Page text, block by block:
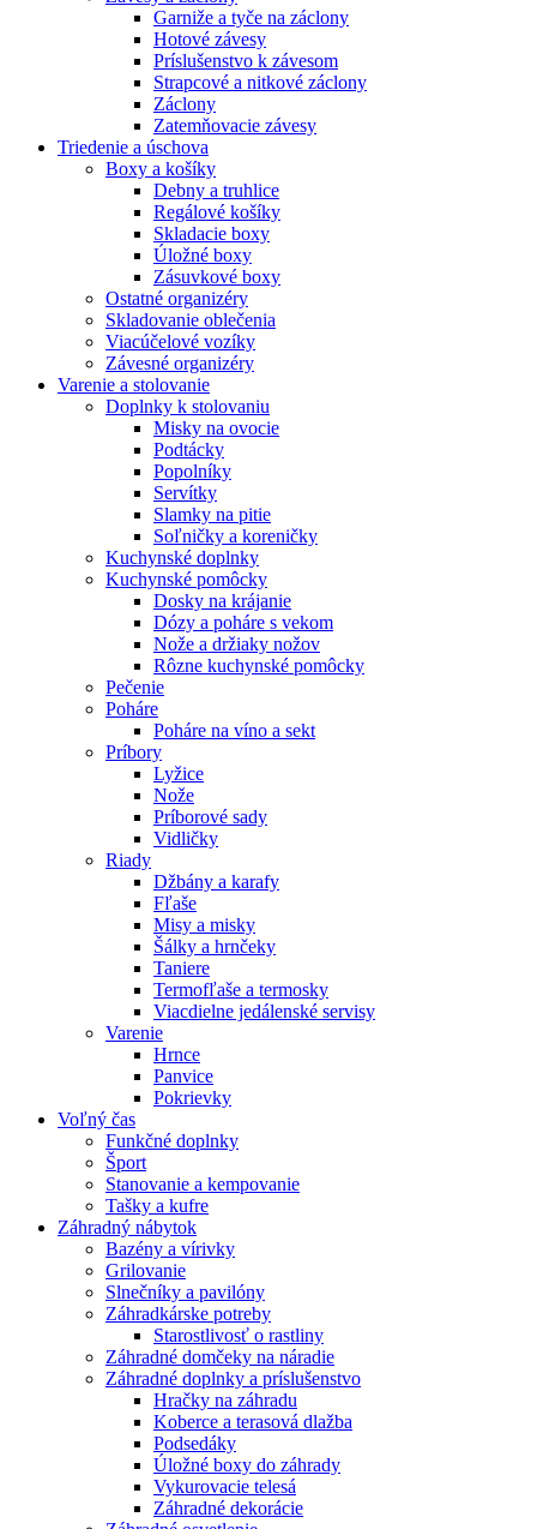
Garniže a tyče na záclony
Hotové závesy
Príslušenstvo k závesom
Strapcové a nitkové záclony
Záclony
Zatemňovacie závesy
Triedenie a úschova
Boxy a košíky
Debny a truhlice
Regálové košíky
Skladacie boxy
Úložné boxy
Zásuvkové boxy
Ostatné organizéry
Skladovanie oblečenia
Viacúčelové vozíky
Závesné organizéry
Varenie a stolovanie
Doplnky k stolovaniu
Misky na ovocie
Podtácky
Popolníky
Servítky
Slamky na pitie
Soľničky a koreničky
Kuchynské doplnky
Kuchynské pomôcky
Dosky na krájanie
Dózy a poháre s vekom
Nože a držiaky nožov
Rôzne kuchynské pomôcky
Pečenie
Poháre
Poháre na víno a sekt
Príbory
Lyžice
Nože
Príborové sady
Vidličky
Riady
Džbány a karafy
Fľaše
Misy a misky
Šálky a hrnčeky
Taniere
Termofľaše a termosky
Viacdielne jedálenské servisy
Varenie
Hrnce
Panvice
Pokrievky
Voľný čas
Funkčné doplnky
Šport
Stanovanie a kempovanie
Tašky a kufre
Záhradný nábytok
Bazény a vírivky
Grilovanie
Slnečníky a pavilóny
Záhradkárske potreby
Starostlivosť o rastliny
Záhradné domčeky na náradie
Záhradné doplnky a príslušenstvo
Hračky na záhradu
Koberce a terasová dlažba
Podsedáky
Úložné boxy do záhrady
Vykurovacie telesá
Záhradné dekorácie